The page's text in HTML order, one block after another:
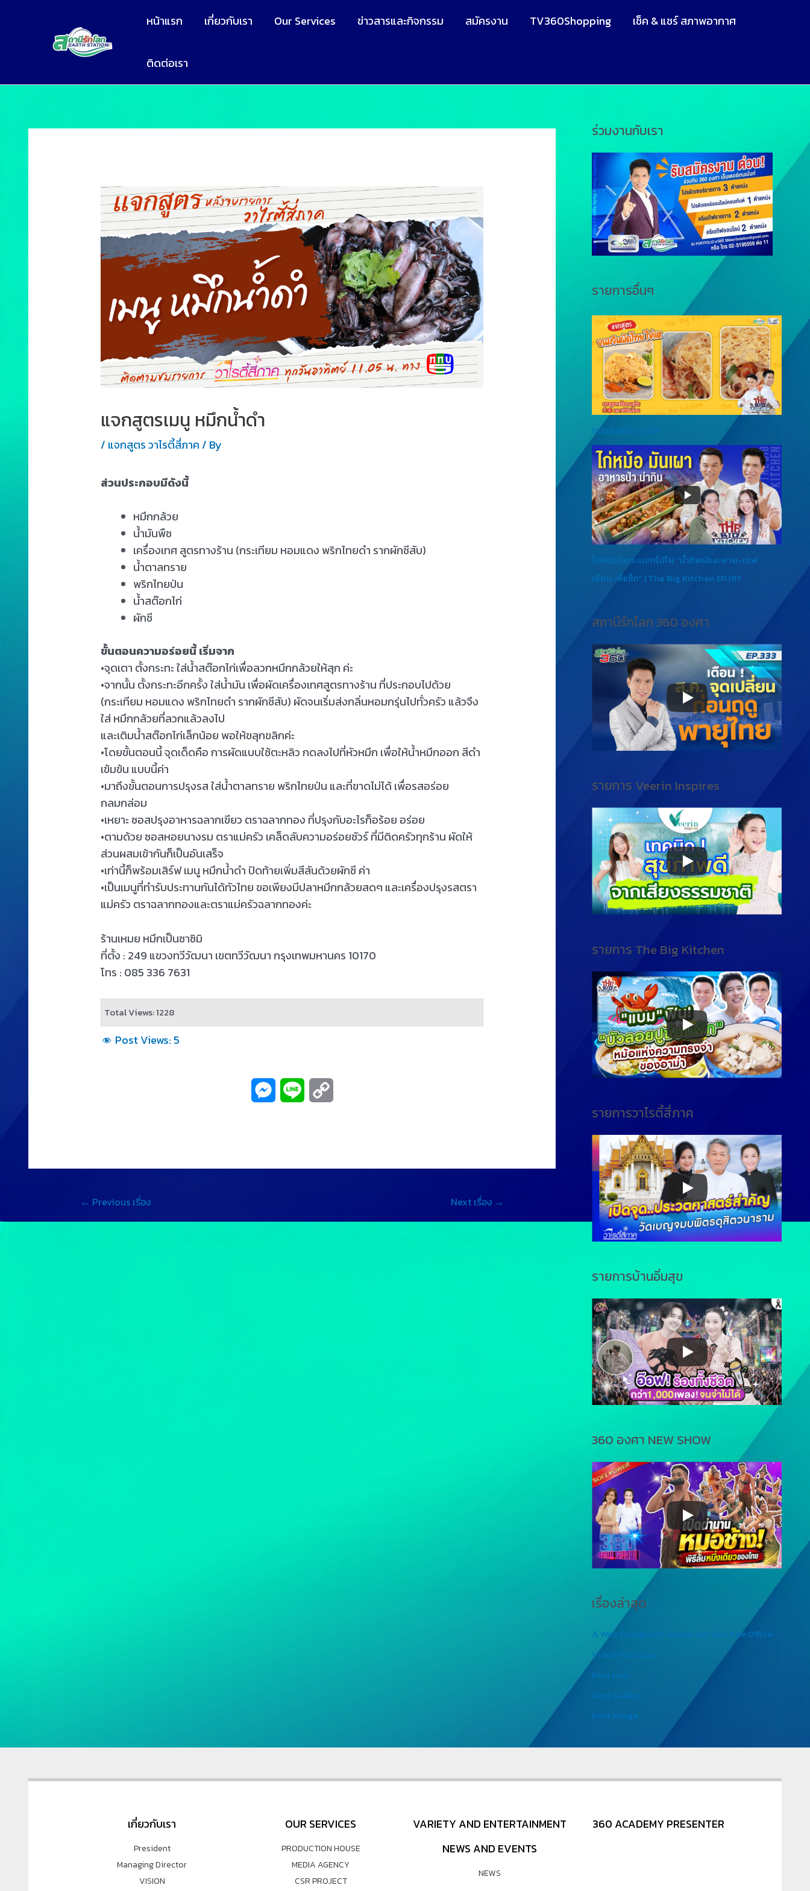
หน้าแรก เกี่ยวกับเรา Our Services ข่าวสารและกิจกรรม สมัครงาน TV360Shopping เช็ค & แชร์ สภาพอากาศ
ติดต่อเรา
แจกสูตรเมนู หมึกน้ำดำ
/ แจกสูตร วาไรตี้สี่ภาค / By
ส่วนประกอบมีดังนี้
หมึกกล้วย
น้ำมันพืช
เครื่องเทศ สูตรทางร้าน (กระเทียม หอมแดง พริกไทยดำ รากผักชีสับ)
น้ำตาลทราย
พริกไทยป่น
น้ำสต๊อกไก่
ผักชี
ขั้นตอนความอร่อยนี้ เริ่มจาก
•จุดเตา ตั้งกระทะ ใส่น้ำสต๊อกไก่เพื่อลวกหมึกกล้วยให้สุก ค่ะ
•จากนั้น ตั้งกระทะอีกครั้ง ใส่น้ำมัน เพื่อผัดเครื่องเทศสูตรทางร้าน ที่ประกอบไปด้วย
(กระเทียม หอมแดง พริกไทยดำ รากผักชีสับ) ผัดจนเริ่มส่งกลิ่นหอมกรุ่นไปทั่วครัว แล้วจึง
ใส่ หมึกกล้วยที่ลวกแล้วลงไป
และเติมน้ำสต๊อกไก่เล็กน้อย พอให้ขลุกขลิกค่ะ
•โดยขั้นตอนนี้ จุดเด็ดคือ การผัดแบบใช้ตะหลิว กดลงไปที่หัวหมึก เพื่อให้น้ำหมึกออก สีดำ
เข้มข้น แบบนี้ค่า
•มาถึงขั้นตอนการปรุงรส ใส่น้ำตาลทราย พริกไทยป่น และที่ขาดไม่ได้ เพื่อรสอร่อย
กลมกล่อม
•เหยาะ ซอสปรุงอาหารฉลากเขียว ตราฉลากทอง ที่ปรุงกับอะไรก็อร้อย อร่อย
•ตามด้วย ซอสหอยนางรม ตราแม่ครัว เคล็ดลับความอร่อยชัวร์ ที่มีติดครัวทุกร้าน ผัดให้
ส่วนผสมเข้ากันก็เป็นอันเสร็จ
•เท่านี้ก็พร้อมเสิร์ฟ เมนู หมึกน้ำดำ ปิดท้ายเพิ่มสีสันด้วยผักชี ค่า
•เป็นเมนูที่ทำรับประทานกันได้ทัวไทย ขอเพียงมีปลาหมึกกล้วยสดๆ และเครื่องปรุงรสตรา
แม่ครัว ตราฉลากทองและตราแม่ครัวฉลากทองค่ะ
ร้านเหมย หมึกเป็นซาซิมิ
ที่ตั้ง : 249 แขวงทวีวัฒนา เขตทวีวัฒนา กรุงเทพมหานคร 10170
โทร : 085 336 7631
Total Views: 1228
Post Views: 5
← Previous เรื่อง Next เรื่อง →
ร่วมงานกับเรา
รายการอื่นๆ
ขนมจีนผัดไท ไข่แห
ไก่หม้อในกระบอกไม้ไผ่ “น้ำทิพย์และพาย-เชฟ
เอียน-พี่แซ็ก” | The Big Kitchen EP.197
สถานีรักโลก 360 องศา
รายการ Veerin Inspires
รายการ The Big Kitchen
รายการวาไรตี้สี่ภาค
รายการบ้านอิ่มสุข
360 องศา NEW SHOW
เรื่องล่าสุด
A Web Designer’s Guide: Get Out The Office
Video Youtube
Post Link
Post Gallery
Post Image
เกี่ยวกับเรา
President
Managing Director
VISION
OUR SERVICES
PRODUCTION HOUSE
MEDIA AGENCY
CSR PROJECT
VARIETY AND ENTERTAINMENT
NEWS AND EVENTS
NEWS
360 ACADEMY PRESENTER